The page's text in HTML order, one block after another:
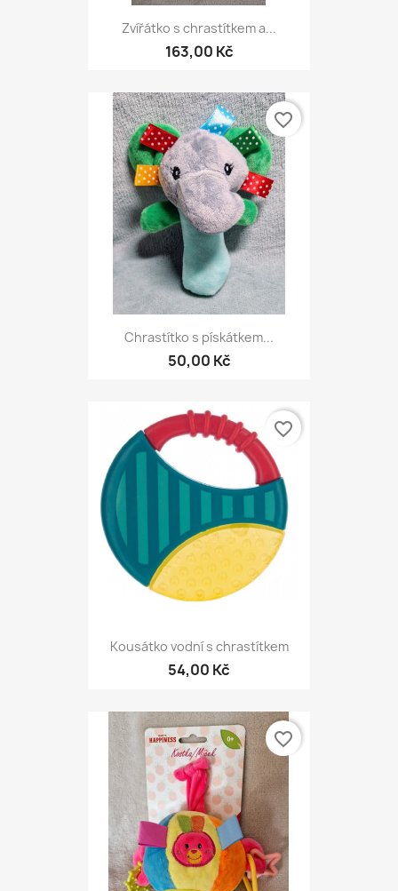
Zvířátko s chrastítkem a...
163,00 Kč
Chrastítko s pískátkem...
50,00 Kč
favorite_border
Kousátko vodní s chrastítkem
54,00 Kč
favorite_border
favorite_border